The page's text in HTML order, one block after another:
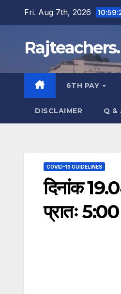
Fri. Aug 7th, 2026
6TH PAY
DISCLAIMER Q &
COVID-19 GUIDELINES
दिनांक
प्रातः